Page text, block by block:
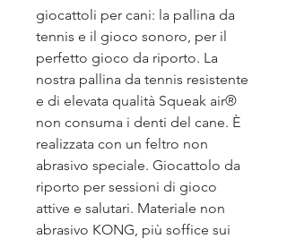
giocattoli per cani: la pallina da
tennis e il gioco sonoro, per il
perfetto gioco da riporto. La
nostra pallina da tennis resistente
e di elevata qualità Squeak air®
non consuma i denti del cane. È
realizzata con un feltro non
abrasivo speciale. Giocattolo da
riporto per sessioni di gioco
attive e salutari. Materiale non
abrasivo KONG, più soffice sui